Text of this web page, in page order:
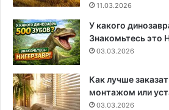
11.03.2026
У какого
Знакомьтесь это
03.03.2026
Как лучше
монтажом или
03.03.2026